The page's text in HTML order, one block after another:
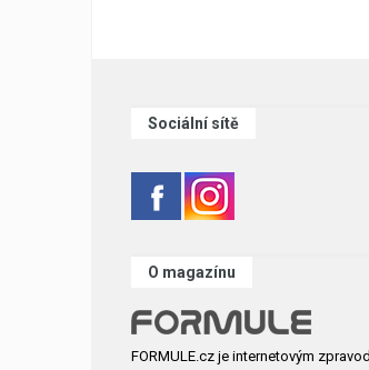
Sociální sítě
O magazínu
FORMULE.cz je internetovým